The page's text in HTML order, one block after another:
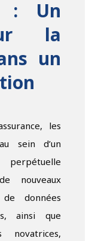
: Un
la
un
les
sein d’un
nouveaux
de données
ainsi que
novatrices,